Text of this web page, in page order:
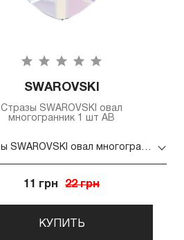
SWAROVSKI
Стразы SWAROVSKI овал
многогранник 1 шт AB
Стразы SWAROVSKI овал многогранник 1 шт AB
11 грн 22 грн
КУПИТЬ